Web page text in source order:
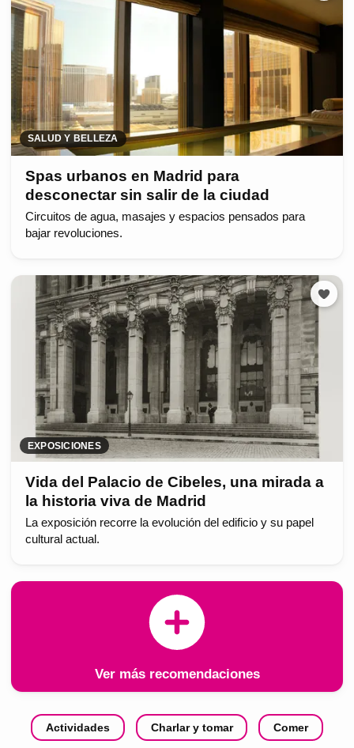
SALUD Y BELLEZA
Spas urbanos en Madrid para
desconectar sin salir de la ciudad
Circuitos de agua, masajes y espacios pensados para
bajar revoluciones.
EXPOSICIONES
Vida del Palacio de Cibeles, una mirada a
la historia viva de Madrid
La exposición recorre la evolución del edificio y su papel
cultural actual.
Ver más recomendaciones
Actividades Charlar y tomar Comer